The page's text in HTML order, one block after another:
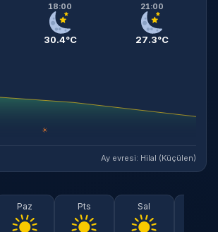
18:00
30.4°C
21:00
27.3°C
☀
Ay evresi: Hilal (Küçülen)
Paz Pts Sal